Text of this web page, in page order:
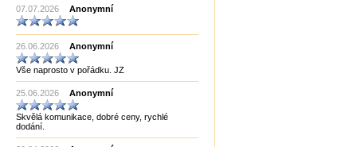
Made in China
Made in EU
Made in India CHOPRA
Made in Taiwan
Manopoulos
MF3
mf8
MoYu
Německo
Německo Bartl
Německo HCM
07.07.2026 Anonymní
26.06.2026 Anonymní
Vše naprosto v pořádku. JZ
25.06.2026 Anonymní
Skvělá komunikace, dobré ceny, rychlé
dodání.